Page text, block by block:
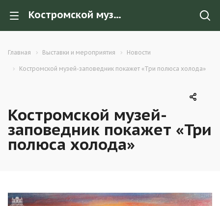
Костромской музей-заповедник покажет «Три полюса холода»
Главная Выставки и мероприятия Новости
Костромской музей-заповедник покажет «Три полюса холода»
Костромской музей-
заповедник покажет «Три
полюса холода»